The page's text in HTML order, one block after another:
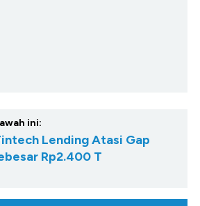
ini:
Lending Atasi Gap
Rp2.400 T